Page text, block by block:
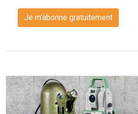
Je m'abonne gratuitement